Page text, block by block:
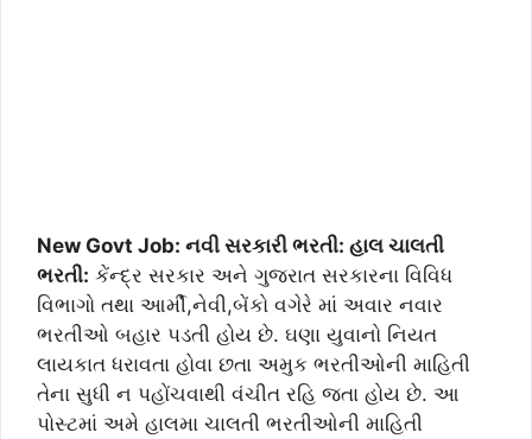
New Govt Job: નવી સરકારી ભરતી: હાલ ચાલતી
ભરતી: કેંન્દ્ર સરકાર અને ગુજરાત સરકારના વિવિધ
વિભાગો તથા આર્મી,નેવી,બેંકો વગેરે માં અવાર નવાર
ભરતીઓ બહાર પડતી હોય છે. ઘણા યુવાનો નિયત
લાયકાત ધરાવતા હોવા છતા અમુક ભરતીઓની માહિતી
તેના સુધી ન પહોંચવાથી વંચીત રહિ જતા હોય છે. આ
પોસ્ટમાં અમે હાલમા ચાલતી ભરતીઓની માહિતી